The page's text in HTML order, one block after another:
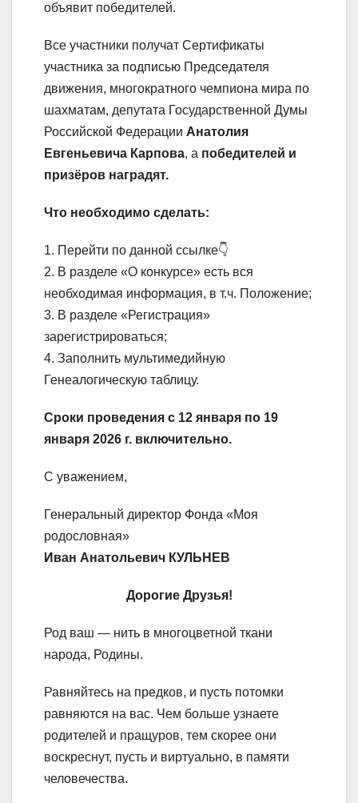
объявит победителей.
Все участники получат Сертификаты
участника за подписью Председателя
движения, многократного чемпиона мира по
шахматам, депутата Государственной Думы
Российской Федерации Анатолия
Евгеньевича Карпова, а победителей и
призёров наградят.
Что необходимо сделать:
1. Перейти по данной ссылке👇
2. В разделе «О конкурсе» есть вся
необходимая информация, в т.ч. Положение;
3. В разделе «Регистрация»
зарегистрироваться;
4. Заполнить мультимедийную
Генеалогическую таблицу.
Сроки проведения с 12 января по 19
января 2026 г. включительно.
С уважением,
Генеральный директор Фонда «Моя
родословная»
Иван Анатольевич КУЛЬНЕВ
Дорогие Друзья!
Род ваш — нить в многоцветной ткани
народа, Родины.
Равняйтесь на предков, и пусть потомки
равняются на вас. Чем больше узнаете
родителей и пращуров, тем скорее они
воскреснут, пусть и виртуально, в памяти
человечества.